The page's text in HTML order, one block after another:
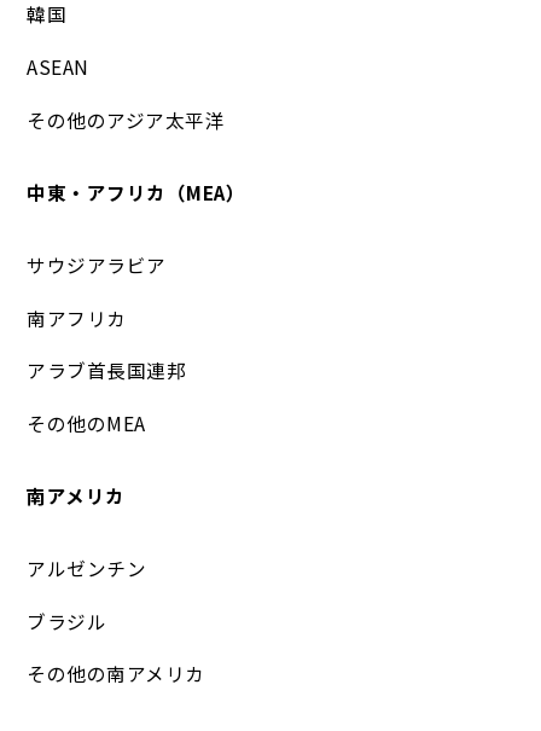
韓国
ASEAN
その他のアジア太平洋
中東・アフリカ（MEA）
サウジアラビア
南アフリカ
アラブ首長国連邦
その他のMEA
南アメリカ
アルゼンチン
ブラジル
その他の南アメリカ